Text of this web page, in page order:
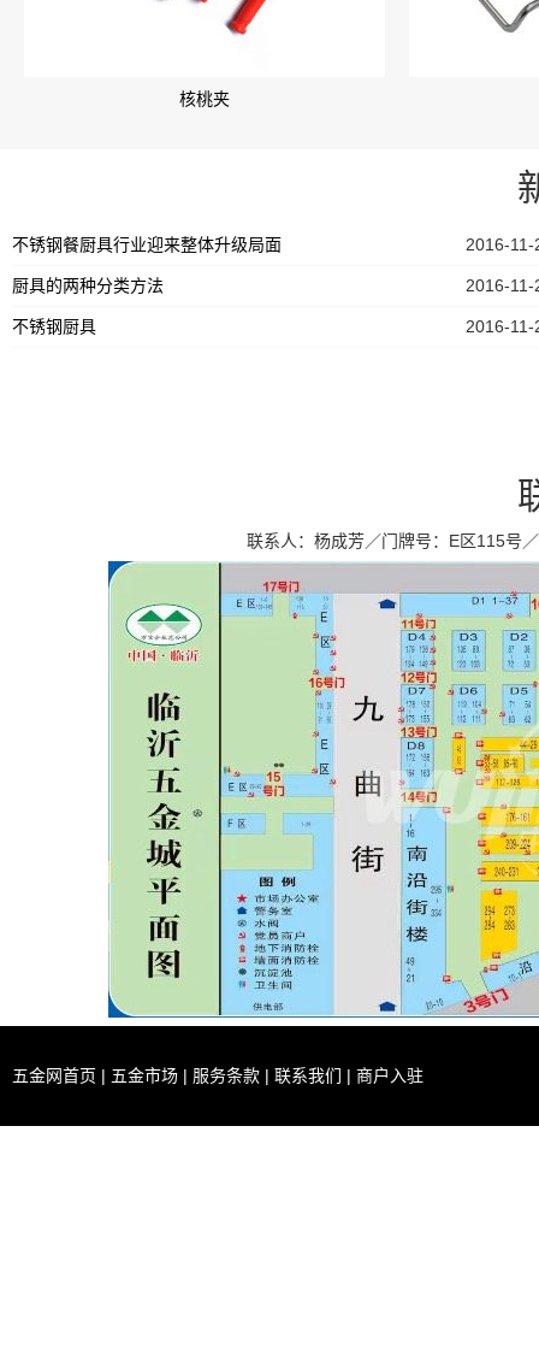
核桃夹
2016-11-
不锈钢餐厨具行业迎来整体升级局面
2016-11-
厨具的两种分类方法
2016-11-
不锈钢厨具
联系人：杨成芳／门牌号：E区115号
五金网首页 | 五金市场 | 服务条款 | 联系我们 | 商户入驻